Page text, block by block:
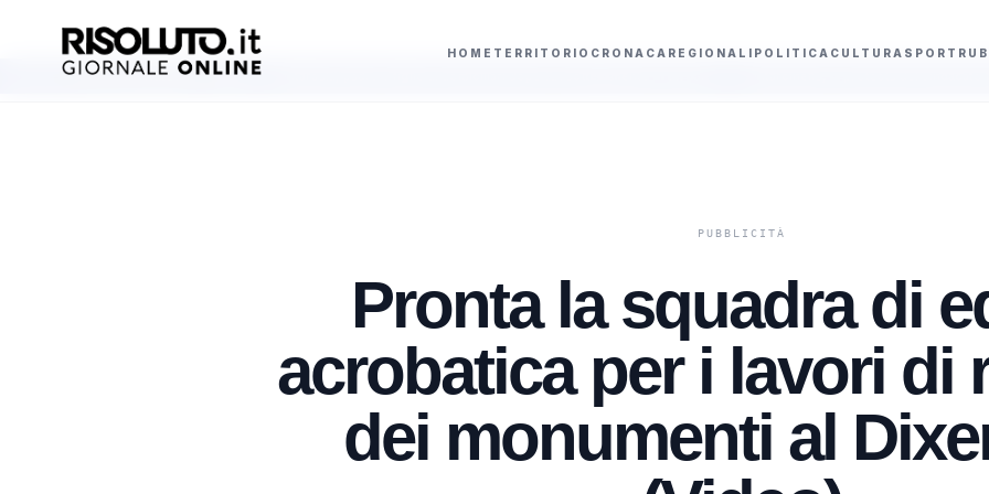
HOME TERRITORIO CRONACA REGIONALI POLITICA CULTURA SPORT
AGGIORNAMENTI
e Ogura Marsala, padre e figlio ai domiciliari dopo l’accoltellamento in un bar
Pronta la squadra di
acrobatica per i lavori di
dei monumenti al